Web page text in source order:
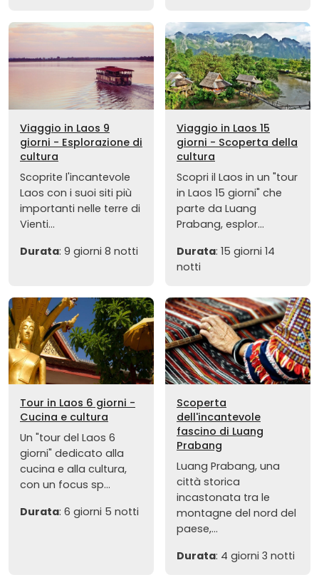
Viaggio in Laos 9
giorni - Esplorazione di
cultura
Scoprite l'incantevole
Laos con i suoi siti più
importanti nelle terre di
Vienti...
Durata: 9 giorni 8 notti
Viaggio in Laos 15
giorni - Scoperta della
cultura
Scopri il Laos in un "tour
in Laos 15 giorni" che
parte da Luang
Prabang, esplor...
Durata: 15 giorni 14
notti
Tour in Laos 6 giorni -
Cucina e cultura
Un "tour del Laos 6
giorni" dedicato alla
cucina e alla cultura,
con un focus sp...
Durata: 6 giorni 5 notti
Scoperta
dell'incantevole
fascino di Luang
Prabang
Luang Prabang, una
città storica
incastonata tra le
montagne del nord del
paese,...
Durata: 4 giorni 3 notti